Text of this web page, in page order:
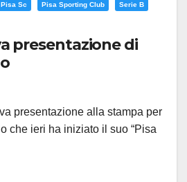
Pisa Sc Pisa Sporting Club Serie B
presentazione di
presentazione alla stampa per
che ieri ha iniziato il suo “Pisa